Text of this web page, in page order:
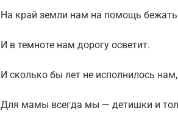
На край земли нам на помощь бежать
И в темноте нам дорогу осветит.
И сколько бы лет не исполнилось нам,
Для мамы всегда мы — детишки и